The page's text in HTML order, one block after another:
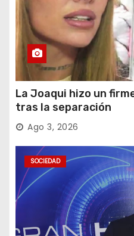
La Joaqui hizo un
tras la separación
Ago 3, 2026
SOCIEDAD